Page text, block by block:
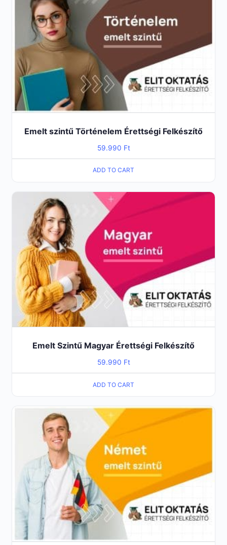
Emelt szintű Történelem Érettségi Felkészítő
59.990 Ft
ADD TO CART
Emelt Szintű Magyar Érettségi Felkészítő
59.990 Ft
ADD TO CART